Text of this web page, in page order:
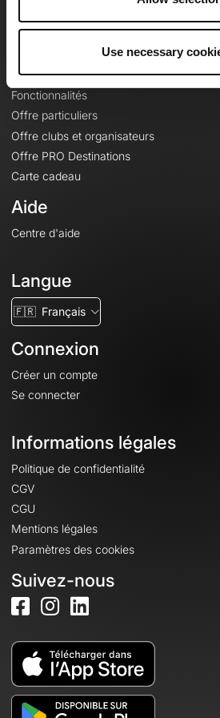
Use necessary
Le Mag'
Fonds de cartes topographiques
Fonctionnalités
Offre particuliers
Offre clubs et organisateurs
Offre PRO Destinations
Carte cadeau
Aide
Centre d'aide
Langue
🇫🇷 Français
Connexion
Créer un compte
Se connecter
Informations légales
Politique de confidentialité
CGV
CGU
Mentions légales
Paramètres des cookies
Suivez-nous